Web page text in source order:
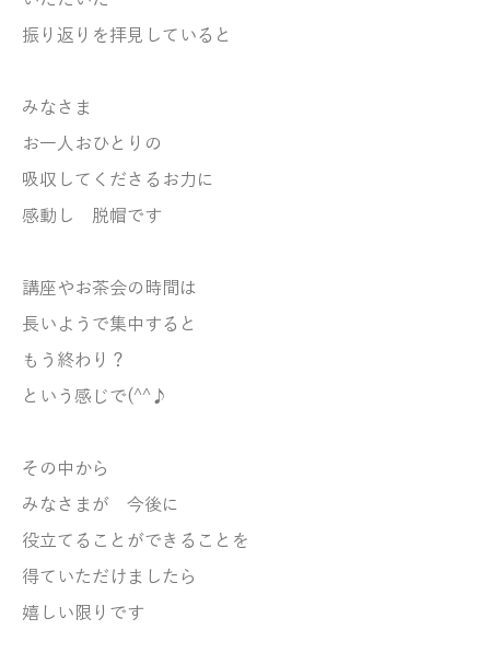
振り返りを拝見していると
みなさま
お一人おひとりの
吸収してくださるお力に
感動し 脱帽です
講座やお茶会の時間は
長いようで集中すると
もう終わり？
という感じで(^^♪
その中から
みなさまが 今後に
役立てることができることを
得ていただけましたら
嬉しい限りです